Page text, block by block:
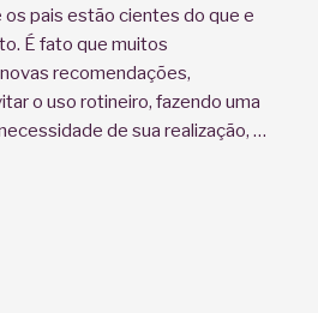
pais estão cientes do que e
É fato que muitos
recomendações,
o uso rotineiro, fazendo uma
de sua realização, …